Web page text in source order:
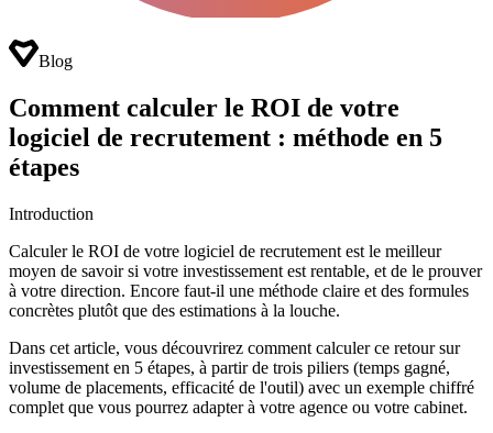
Blog
Comment calculer le ROI de votre
logiciel de recrutement : méthode en 5
étapes
Introduction
Calculer le ROI de votre logiciel de recrutement est le meilleur
moyen de savoir si votre investissement est rentable, et de le prouver
à votre direction. Encore faut-il une méthode claire et des formules
concrètes plutôt que des estimations à la louche.
Dans cet article, vous découvrirez comment calculer ce retour sur
investissement en 5 étapes, à partir de trois piliers (temps gagné,
volume de placements, efficacité de l'outil) avec un exemple chiffré
complet que vous pourrez adapter à votre agence ou votre cabinet.